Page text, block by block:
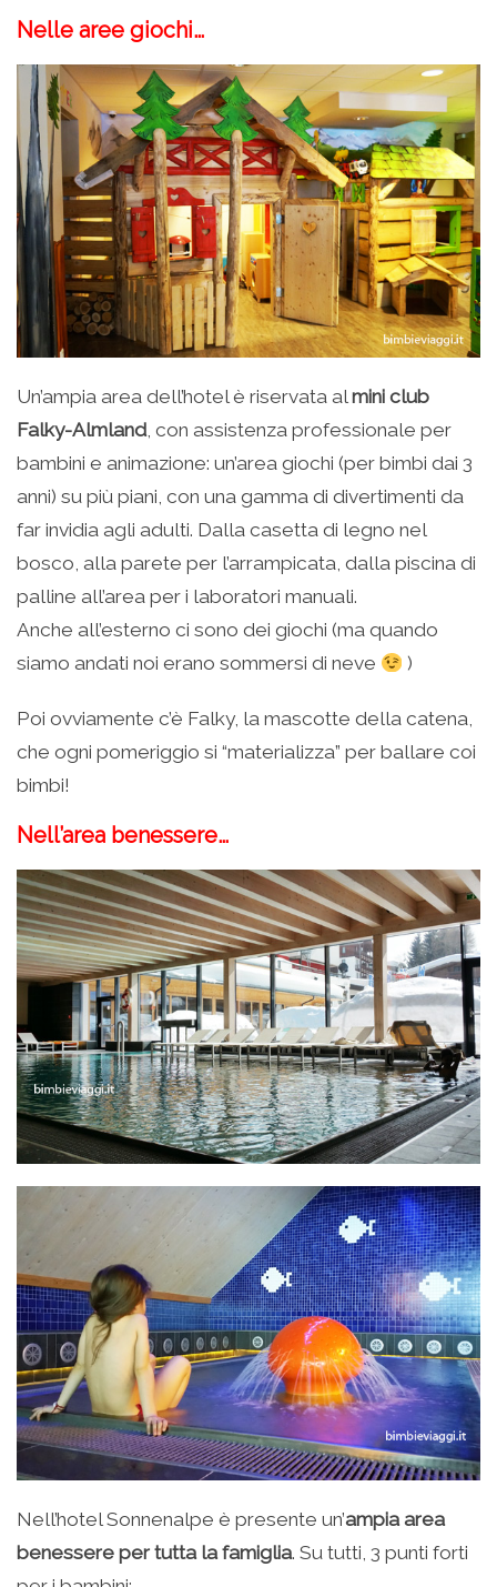
Nelle aree giochi…
Un’ampia area dell’hotel è riservata almini club
Falky-Almland, con assistenza professionale per
bambini e animazione: un’area giochi (per bimbi dai 3
anni) su più piani, con una gamma di divertimenti da
far invidia agli adulti. Dalla casetta di legno nel
bosco, alla parete per l’arrampicata, dalla piscina di
palline all’area per i laboratori manuali.
Anche all’esterno ci sono dei giochi (ma quando
siamo andati noi erano sommersi di neve
)
Poi ovviamente c’è Falky, la mascotte della catena,
che ogni pomeriggio si “materializza” per ballare coi
bimbi!
Nell’area benessere…
Nell’hotel Sonnenalpe è presente un’ampia area
benessere per tutta la famiglia. Su tutti, 3 punti forti